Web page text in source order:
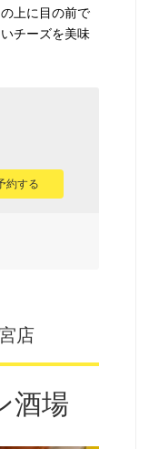
上に目の前で
チーズを美味
約する
店
酒場